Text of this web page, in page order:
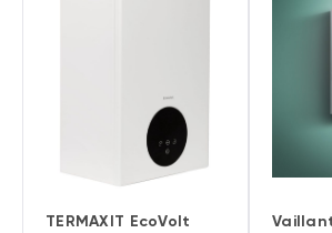
TERMAXIT EcoVolt